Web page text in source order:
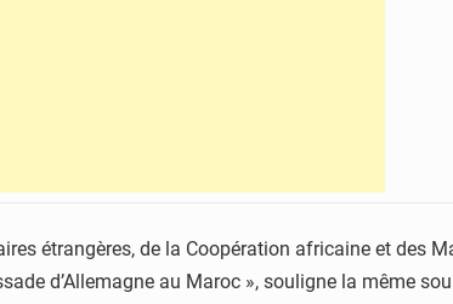
étrangères, de la Coopération africaine et des
d’Allemagne au Maroc », souligne la même